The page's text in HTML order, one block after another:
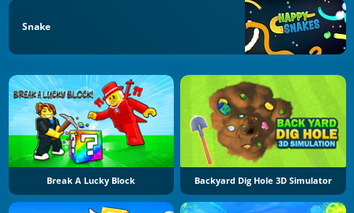
Snake
Break A Lucky Block Backyard Dig Hole 3D Simulator